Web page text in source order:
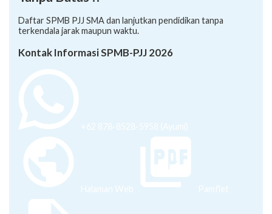
Daftar SPMB PJJ SMA dan lanjutkan pendidikan tanpa
terkendala jarak maupun waktu.
Kontak Informasi SPMB-PJJ 2026
+62 878-8528-5958 (Ayumi)
Halaman Web Pamflet